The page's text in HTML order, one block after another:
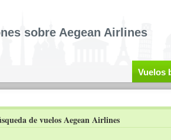
sobre Aegean Airlines
Vuelos
de vuelos Aegean Airlines